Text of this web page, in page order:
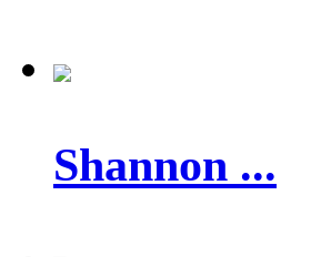
Shannon ...